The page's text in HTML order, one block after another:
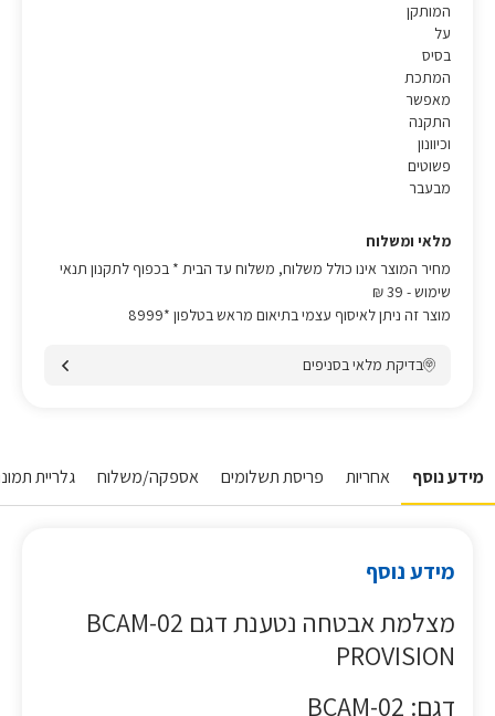
המותקן
על
בסיס
המתכת
מאפשר
התקנה
וכיוונון
פשוטים
מבעבר
מלאי ומשלוח
מחיר המוצר אינו כולל משלוח, משלוח עד הבית * בכפוף לתקנון תנאי
שימוש- 39 ₪
מוצר זה ניתן לאיסוף עצמי בתיאום מראש בטלפון *8999
בדיקת מלאי בסניפים
מידע נוסף אחריות פריסת תשלומים אספקה/משלוח גלריית
מידע נוסף
מצלמת אבטחה נטענת דגם BCAM-02
PROVISION
דגם: BCAM-02